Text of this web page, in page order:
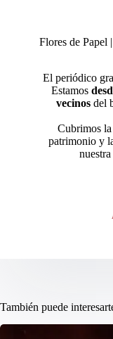
Flores de Papel
El periódico
Estamos
vecinos del
Cubrimos
patrimonio y
También puede